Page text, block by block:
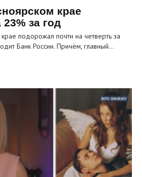
крае
за год
подорожал почти на четверть за
Банк России. Причём, главный…